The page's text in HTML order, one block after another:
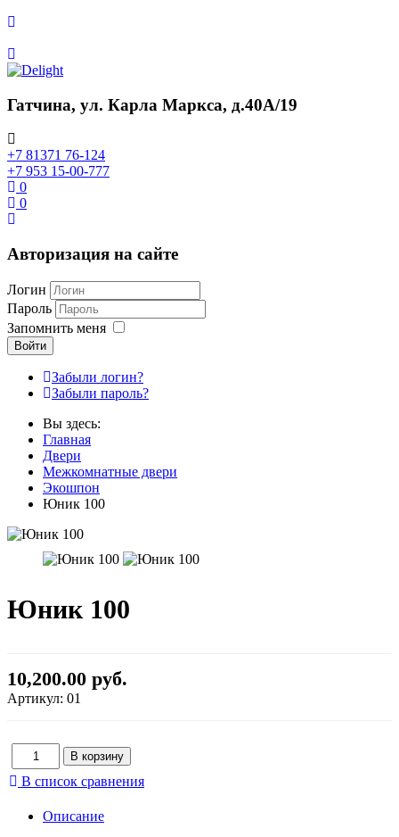
Гатчина, ул. Карла Маркса, д.40А/19
+7 81371 76-124
+7 953 15-00-777
0
0
Авторизация на сайте
Логин
Пароль
Запомнить меня
Войти
Забыли логин?
Забыли пароль?
Вы здесь:
Главная
Двери
Межкомнатные двери
Экошпон
Юник 100
Юник 100
10,200.00 руб.
Артикул: 01
В список сравнения
Описание